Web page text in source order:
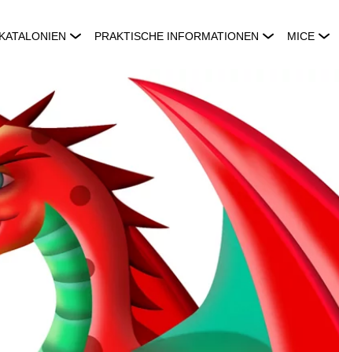
PRAKTISCHE INFORMATIONEN MICE